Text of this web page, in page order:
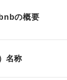
の概要
名称